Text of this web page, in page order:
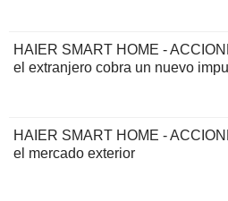
HAIER SMART HOME -
el extranjero cobra un nuevo
HAIER SMART HOME -
el mercado exterior